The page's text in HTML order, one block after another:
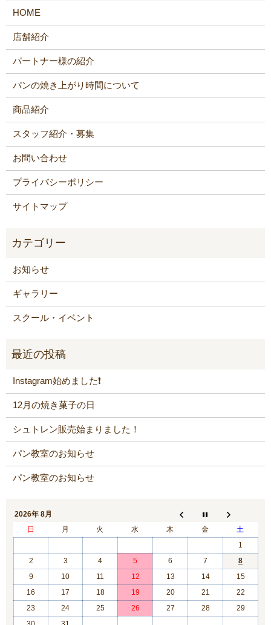
HOME
店舗紹介
パートナー様の紹介
パンの焼き上がり時間について
商品紹介
スタッフ紹介・募集
お問い合わせ
プライバシーポリシー
サイトマップ
お知らせ
ギャラリー
スクール・イベント
Instagram始めました❗️
12月の焼き菓子の日
シュトレン販売始まりました！
パン教室のお知らせ
パン教室のお知らせ
2026年 8月
日
月 火 水 木 金
土
1
2
3 4 5 6 7
8
9
10 11 12 13 14
15
16
17 18 19 20 21
22
23
24 25 26 27 28
29